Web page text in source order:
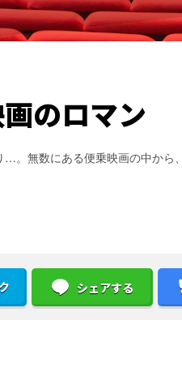
のロマン
。無数にある便乗映画の中から
シェアする